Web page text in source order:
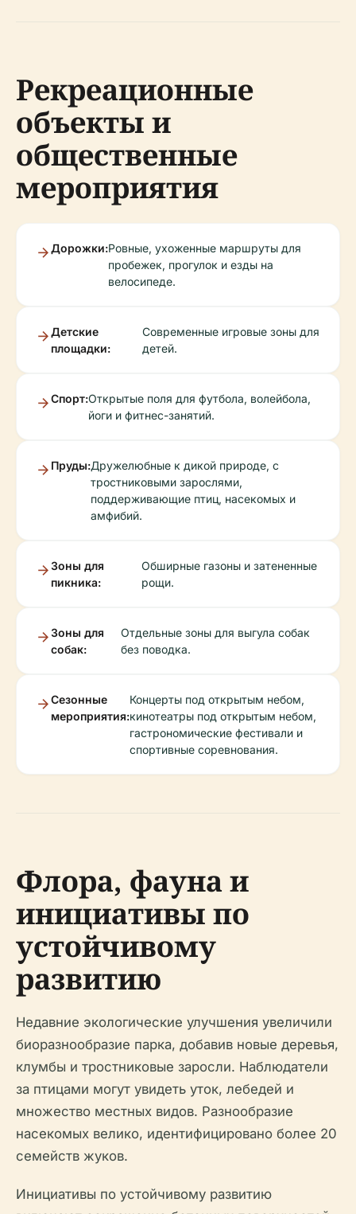
Рекреационные
объекты и
общественные
мероприятия
Дорожки:Ровные, ухоженные маршруты для
пробежек, прогулок и езды на
велосипеде.
Детские
площадки:
Современные игровые зоны для
детей.
Спорт:Открытые поля для футбола, волейбола,
йоги и фитнес-занятий.
Пруды:Дружелюбные к дикой природе, с
тростниковыми зарослями,
поддерживающие птиц, насекомых и
амфибий.
Зоны для
пикника:
Обширные газоны и затененные
рощи.
Зоны для
собак:
Отдельные зоны для выгула собак
без поводка.
Сезонные
мероприятия:
Концерты под открытым небом,
кинотеатры под открытым небом,
гастрономические фестивали и
спортивные соревнования.
Флора, фауна и
инициативы по
устойчивому
развитию
Недавние экологические улучшения увеличили
биоразнообразие парка, добавив новые деревья,
клумбы и тростниковые заросли. Наблюдатели
за птицами могут увидеть уток, лебедей и
множество местных видов. Разнообразие
насекомых велико, идентифицировано более 20
семейств жуков.
Инициативы по устойчивому развитию